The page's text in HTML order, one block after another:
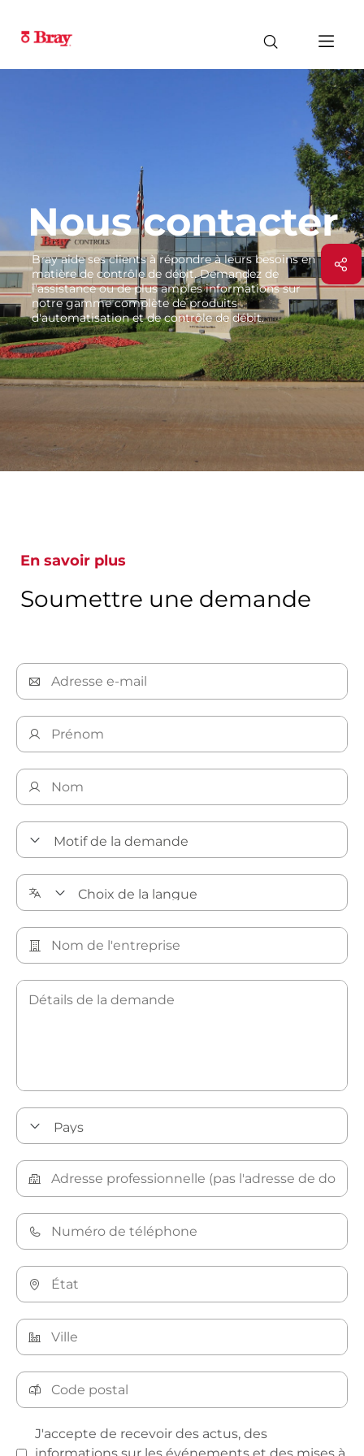
Nous contacter
Bray aide ses clients à répondre à leurs besoins en
matière de contrôle de débit. Demandez de
l'assistance ou de plus amples informations sur
notre gamme complète de produits
d'automatisation et de contrôle de débit.
En savoir plus
Soumettre une demande
J'accepte de recevoir des actus, des